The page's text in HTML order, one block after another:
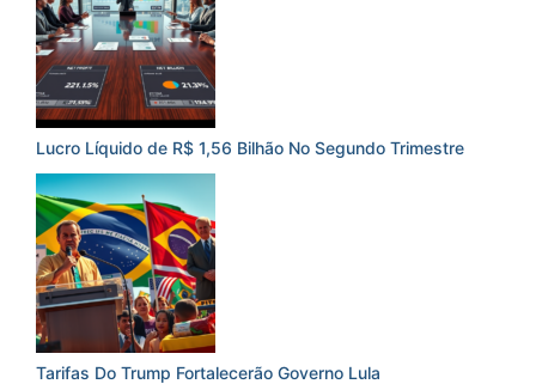
Lucro Líquido de R$ 1,56 Bilhão No Segundo Trimestre
Tarifas Do Trump Fortalecerão Governo Lula